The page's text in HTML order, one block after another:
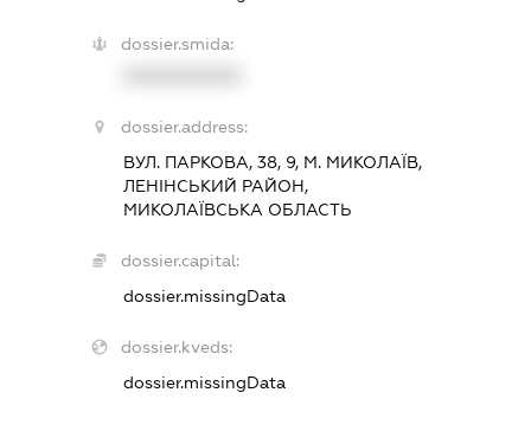
dossier.smida:
dossier.address:
ВУЛ. ПАРКОВА, 38, 9, М. МИКОЛАЇВ,
ЛЕНІНСЬКИЙ РАЙОН,
МИКОЛАЇВСЬКА ОБЛАСТЬ
dossier.capital:
dossier.missingData
dossier.kveds:
dossier.missingData